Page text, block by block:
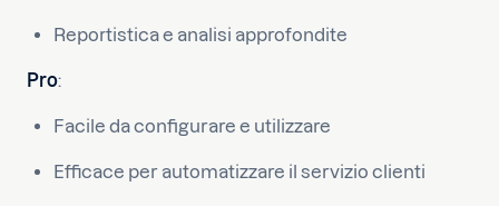
Reportistica e analisi approfondite
Pro:
Facile da configurare e utilizzare
Efficace per automatizzare il servizio clienti